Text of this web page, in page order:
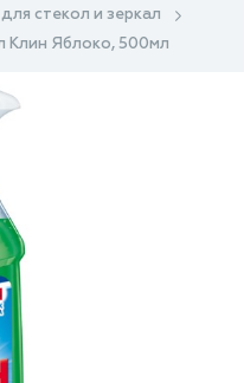
стекол и зеркал
Клин Яблоко, 500мл